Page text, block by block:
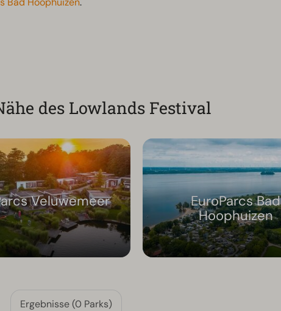
des Lowlands Festival
Veluwemeer
EuroParcs Bad
Hoophuizen
Ergebnisse (0 Parks)